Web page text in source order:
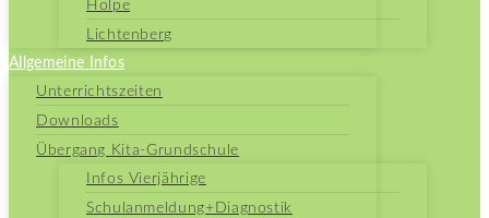
Holpe
Lichtenberg
Allgemeine Infos
Unterrichtszeiten
Downloads
Übergang Kita-Grundschule
Infos Vierjährige
Schulanmeldung+Diagnostik